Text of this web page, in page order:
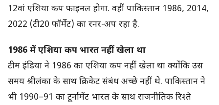
12वां एश‍िया कप फाइनल होगा. वहीं पाक‍िस्तान 1986, 2014,
2022 (टी20 फॉर्मेट) का रनर-अप रहा है.
1986 में एश‍िया कप भारत नहीं खेला था
टीम इंड‍िया ने 1986 का एशिया कप नहीं खेला था क्योंकि उस
समय श्रीलंका के साथ क्रिकेट संबंध अच्छे नहीं थे. पाकिस्तान ने
भी 1990–91 का टूर्नामेंट भारत के साथ राजनीतिक रिश्ते